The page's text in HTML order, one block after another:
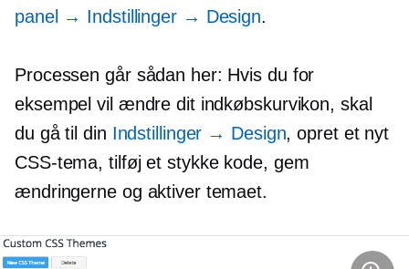
panel → Indstillinger → Design.
Processen går sådan her: Hvis du for
eksempel vil ændre dit indkøbskurvikon, skal
du gå til din Indstillinger → Design, opret et nyt
CSS-tema, tilføjet stykke kode, gem
ændringerne og aktiver temaet.